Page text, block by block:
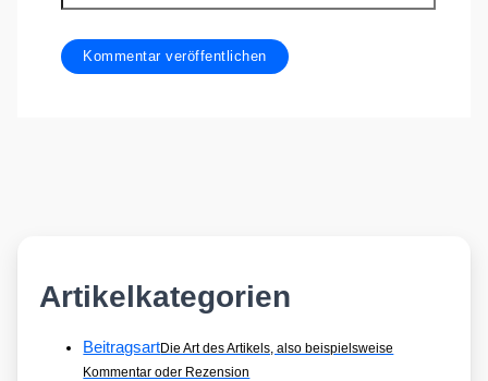
Artikelkategorien
BeitragsartDie Art des Artikels, also beispielsweise
Kommentar oder Rezension